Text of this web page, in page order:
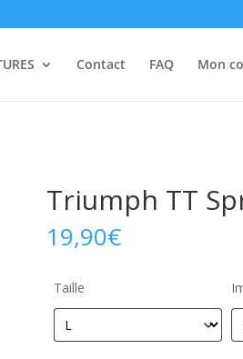
Contact FAQ Mon
Triumph TT
19,90€
Taille